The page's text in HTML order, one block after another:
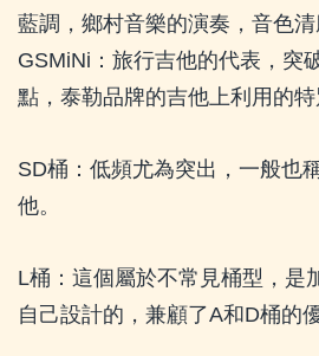
藍調，鄉村音樂的演奏，音色清
GSMiNi ：旅行吉他的代表，突
點，泰勒品牌的吉他上利用的特
SD桶：低頻尤為突出，一般也
他。
L桶：這個屬於不常見桶型，是
自己設計的，兼顧了A和D桶的